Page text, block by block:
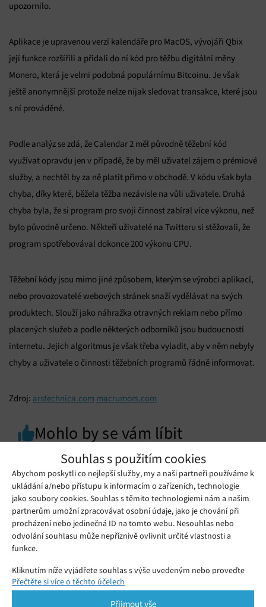
Souhlas s použitím cookies
Abychom poskytli co nejlepší služby, my a naši partneři používáme k
ukládání a/nebo přístupu k informacím o zařízeních, technologie
jako soubory cookies. Souhlas s těmito technologiemi nám a našim
partnerům umožní zpracovávat osobní údaje, jako je chování při
procházení nebo jedinečná ID na tomto webu. Nesouhlas nebo
odvolání souhlasu může nepříznivě ovlivnit určité vlastnosti a
funkce.
Kliknutím níže vyjádřete souhlas s výše uvedeným nebo proveďte
podrobnější rozhodnutí. Vaše volby budou použity pouze na tomto
Přečtěte si více o těchto účelech
Přijmout vše
upozornilo.
Aplikace je upravenou verzí kalendáře pro MacOS, vývojáři Qbix
její funkce rozšířili a přidali do ní kód pro těžbu digitální měny
Monero, která je velmi podobná populárnímu Bitcoinu. Je však
ještě anonymnější protože nelze nijak sledovat transakce, které jsou
s ní prováděné.
Podle analýz se zdá, že Calendar 2 měl původně těžební kód
využívat opravdu jen v případě, že by měl uživatel zájem o prémiové
služby, a nechtěl by za ně platit přímo v obchodě. V kódu však byla
chyba, díky které, běžela těžba nezávisle na vůli uživatele. Druhá
chyba byla, že si program pro svoji činnost zabíral více výkonu, než
bylo původně určeno. Někteří uživatelé na Twitteru si stěžovali, že
program spotřebovával dokonce 200 výkonu CPU.
Těžební kódy jsou mimo jiné způsobem, kterým se výrobci aplikací,
nebo provozovatelé webových stránek snaží vydělávat na svých
produktech. Slouží jako náhražka otravných reklam nebo přímo
placených služeb a podle některých odborníků jsou budoucností
internetu. Jejich algoritmus je však třeba vyladit, aby v něm nebyly
chyby a uživatele o činnosti těžebních programů řádně informovat.
Zdroj: arstechnica.com macrumors.com
Mohlo by se vám líbit